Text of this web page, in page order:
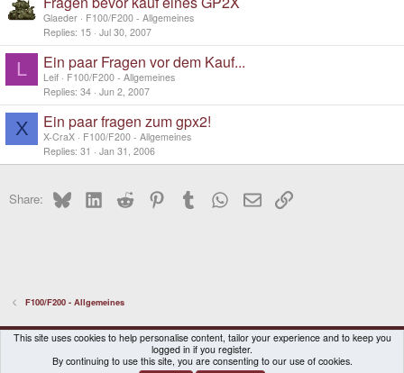
Glaeder
F100/F200 - Allgemeines
Replies 15 Jul 30, 2007
L Ein paar Fragen vor dem Kauf...
Leif
F100/F200 - Allgemeines
Replies 34 Jun 2, 2007
X Ein paar fragen zum gpx2!
X-CraX
F100/F200 - Allgemeines
Replies 31 Jan 31, 2006
Share: BlueskyLinkedInReddit PinterestTumblr WhatsApp
EmailLink
F100/F200 - Allgemeines
DragonBox Pyra
English (US)
Contact us
Terms and rules Privacy policy Help Home
This site uses cookies to help personalise content, tailor your experience and to keep you
logged in if you register.
By continuing to use this site, you are consenting to our use of cookies.